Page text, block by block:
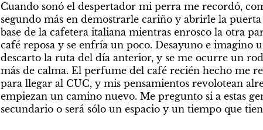
Cuando sonó el despertador mi perra me recordó,
segundo más en demostrarle cariño y abrirle la
base de la cafetera italiana mientras enrosco la otra
café reposa y se enfría un poco. Desayuno e imagino
descarto la ruta del día anterior, y se me ocurre un
más de calma. El perfume del café recién hecho me
para llegar al CUC, y mis pensamientos revolotean
empiezan un camino nuevo. Me pregunto si a estas
secundario o será sólo un espacio y un tiempo que